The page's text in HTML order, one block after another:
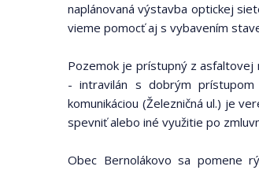
naplánovaná výstavba optickej
vieme pomocť aj s vybavením
Pozemok je prístupný z asfaltovej
- intravilán s dobrým
komunikáciou (Železničná ul.) je
spevniť alebo iné využitie po
Obec Bernolákovo sa pomene